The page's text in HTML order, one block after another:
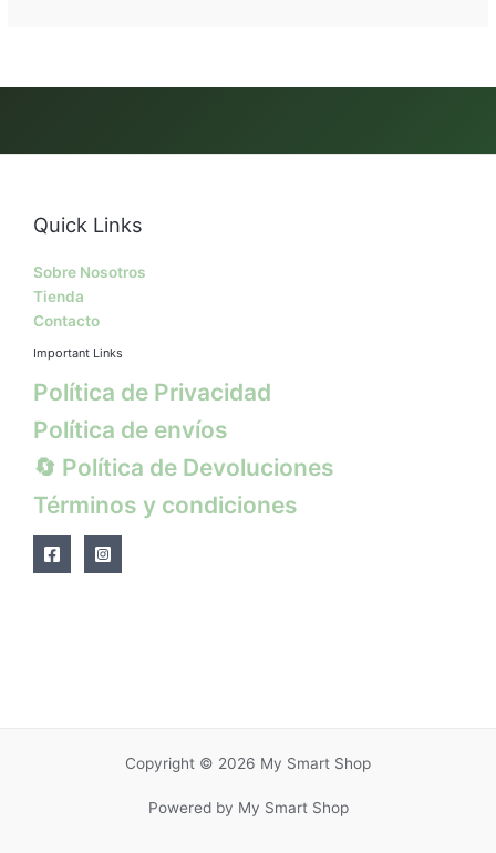
Quick Links
Sobre Nosotros
Tienda
Contacto
Important Links
Política de Privacidad
Política de envíos
🔄 Política de Devoluciones
Términos y condiciones
Copyright © 2026 My Smart Shop
Powered by My Smart Shop